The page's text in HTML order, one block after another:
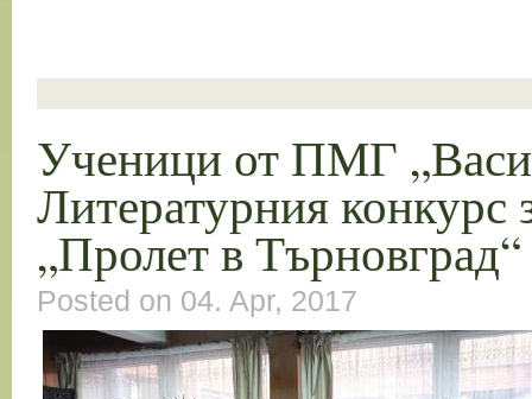
Ученици от ПМГ
Литературния конкурс
„Пролет в Търновград“
Posted on 04. Apr, 2017